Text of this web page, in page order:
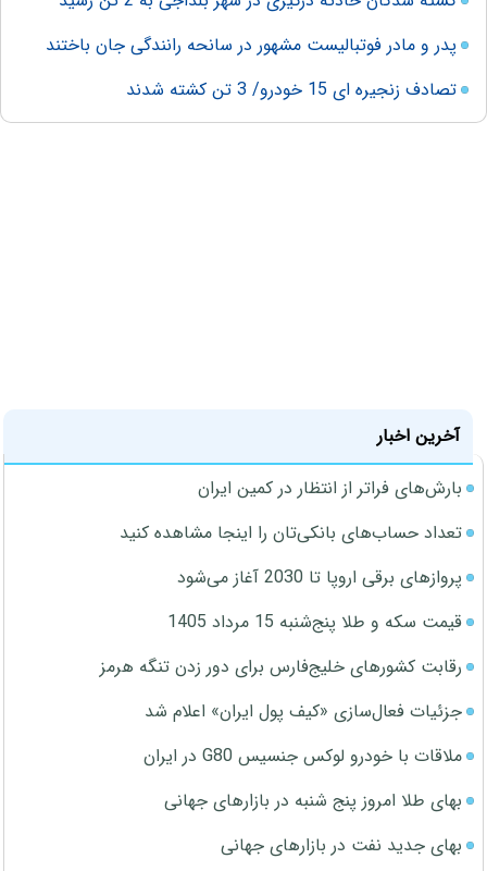
پدر و مادر فوتبالیست مشهور در سانحه رانندگی جان باختند
تصادف زنجیره ای 15 خودرو/ 3 تن کشته شدند
آخرین اخبار
بارش‌های فراتر از انتظار در کمین ایران
تعداد حساب‌های بانکی‌تان را اینجا مشاهده کنید
پروازهای برقی اروپا تا 2030 آغاز می‌شود
قیمت سکه و طلا پنج‌شنبه 15 مرداد 1405
رقابت کشورهای خلیج‌فارس برای دور زدن تنگه هرمز
جزئیات فعال‌سازی «کیف پول ایران» اعلام شد
ملاقات با خودرو لوکس جنسیس G80 در ایران
بهای طلا امروز پنج شنبه در بازارهای جهانی
بهای جدید نفت در بازارهای جهانی